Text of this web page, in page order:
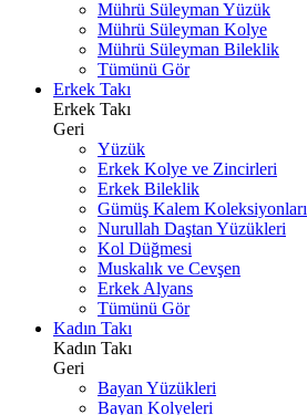
Mührü Süleyman Yüzük
Mührü Süleyman Kolye
Mührü Süleyman Bileklik
Tümünü Gör
Erkek Takı
Erkek Takı
Geri
Yüzük
Erkek Kolye ve Zincirleri
Erkek Bileklik
Gümüş Kalem Koleksiyonları
Nurullah Daştan Yüzükleri
Kol Düğmesi
Muskalık ve Cevşen
Erkek Alyans
Tümünü Gör
Kadın Takı
Kadın Takı
Geri
Bayan Yüzükleri
Bayan Kolyeleri